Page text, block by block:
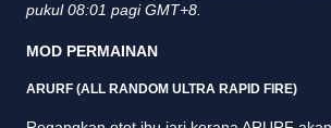
pukul 08:01 pagi GMT+8.
MOD PERMAINAN
ARURF (ALL RANDOM ULTRA RAPID FIRE)